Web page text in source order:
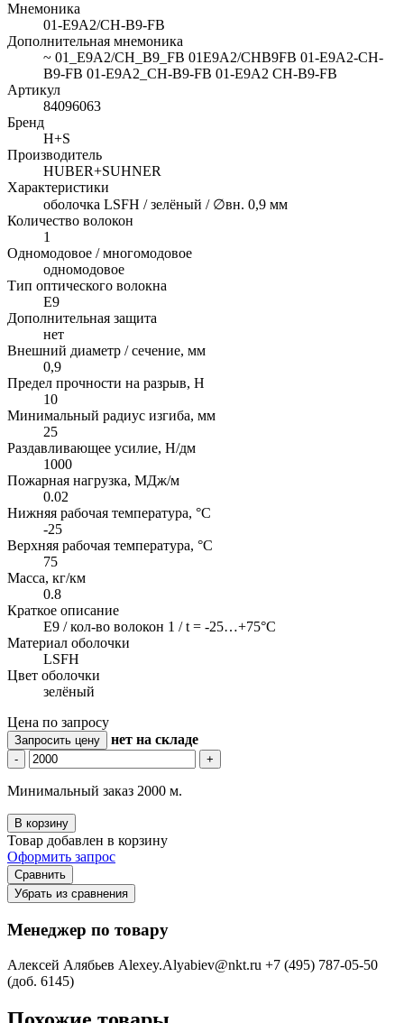
Мнемоника
01-E9A2/CH-B9-FB
Дополнительная мнемоника
~ 01_E9A2/CH_B9_FB 01E9A2/CHB9FB 01-E9A2-CH-
B9-FB 01-E9A2_CH-B9-FB 01-E9A2 CH-B9-FB
Артикул
84096063
Бренд
H+S
Производитель
HUBER+SUHNER
Характеристики
оболочка LSFH / зелёный / ∅вн. 0,9 мм
Количество волокон
1
Одномодовое / многомодовое
одномодовое
Тип оптического волокна
E9
Дополнительная защита
нет
Внешний диаметр / сечение, мм
0,9
Предел прочности на разрыв, H
10
Минимальный радиус изгиба, мм
25
Раздавливающее усилие, Н/дм
1000
Пожарная нагрузка, МДж/м
0.02
Нижняя рабочая температура, °C
-25
Верхняя рабочая температура, °C
75
Масса, кг/км
0.8
Краткое описание
E9 / кол-во волокон 1 / t = -25…+75°C
Материал оболочки
LSFH
Цвет оболочки
зелёный
Цена по запросу
Запросить цену нет на складе
- +
Минимальный заказ 2000 м.
В корзину
Товар добавлен в корзину
Оформить запрос
Сравнить
Убрать из сравнения
Менеджер по товару
Алексей Алябьев Alexey.Alyabiev@nkt.ru +7 (495) 787-05-50
(доб. 6145)